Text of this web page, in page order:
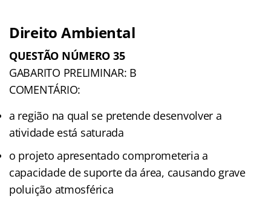
Direito Ambiental
QUESTÃO NÚMERO 35
GABARITO PRELIMINAR: B
COMENTÁRIO:
a região na qual se pretende desenvolver a
atividade está saturada
o projeto apresentado comprometeria a
capacidade de suporte da área, causando grave
poluição atmosférica